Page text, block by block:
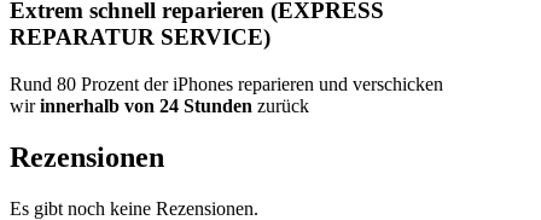
Extrem schnell reparieren (EXPRESS
REPARATUR SERVICE)
Rund 80 Prozent der iPhones reparieren und verschicken
wirinnerhalb von 24 Stunden zurück
Rezensionen
Es gibt noch keine Rezensionen.